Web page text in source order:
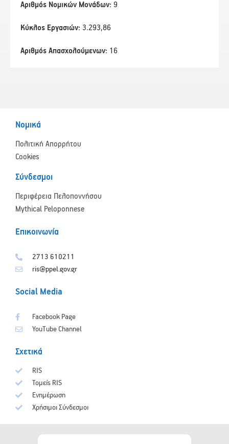
Αριθμός Νομικών Μονάδων: 9
Κύκλος Εργασιών: 3.293,86
Αριθμός Απασχολούμενων: 16
Νομικά
Πολιτική Απορρήτου
Cookies
Σύνδεσμοι
Περιφέρεια Πελοποννήσου
Mythical Peloponnese
Επικοινωνία
2713 610211
ris@ppel.gov.gr
Social Media
Facebook Page
YouTube Channel
Σχετικά
RIS
Τομείς RIS
Ενημέρωση
Χρήσιμοι Σύνδεσμοι